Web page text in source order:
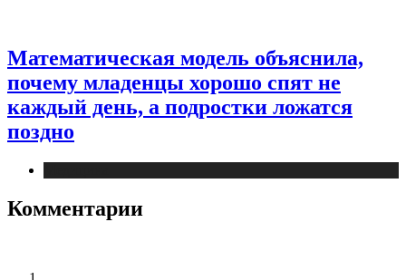
Математическая модель объяснила,
почему младенцы хорошо спят не
каждый день, а подростки ложатся
поздно
Комментарии